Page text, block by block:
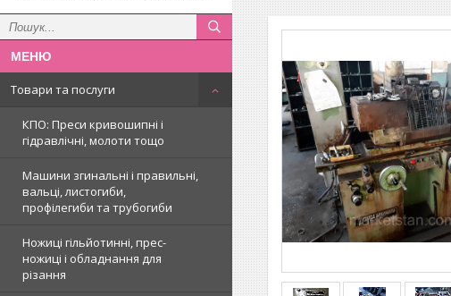
Товари та послуги
КПО: Преси кривошипні і
гідравлічні, молоти тощо
Машини згинальні і правильні,
вальці, листогиби,
профілегиби та трубогиби
Ножиці гільйотинні, прес-
ножиці і обладнання для
різання